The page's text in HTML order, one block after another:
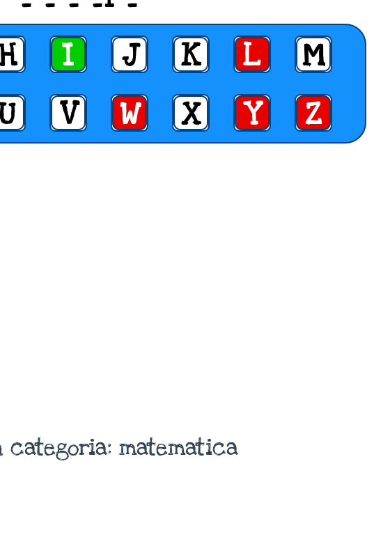
I J K L
M
V W X Y Z
matematica